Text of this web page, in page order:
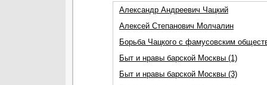
Александр Андреевич Чацкий
Алексей Степанович Молчалин
Борьба Чацкого с фамусовским
Быт и нравы барской Москвы (1)
Быт и нравы барской Москвы (3)